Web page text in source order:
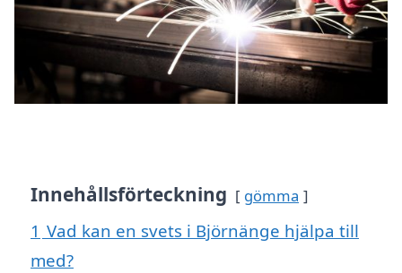
Innehållsförteckning gömma
1 Vad kan en svets i Björnänge hjälpa till
med?